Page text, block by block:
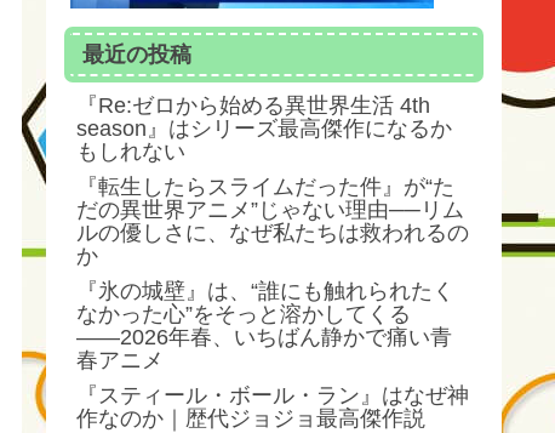
最近の投稿
『Re:ゼロから始める異世界生活 4th
season』はシリーズ最高傑作になるか
もしれない
『転生したらスライムだった件』が“た
だの異世界アニメ”じゃない理由──リム
ルの優しさに、なぜ私たちは救われるの
か
『氷の城壁』は、“誰にも触れられたく
なかった心”をそっと溶かしてくる
――2026年春、いちばん静かで痛い青
春アニメ
『スティール・ボール・ラン』はなぜ神
作なのか｜歴代ジョジョ最高傑作説